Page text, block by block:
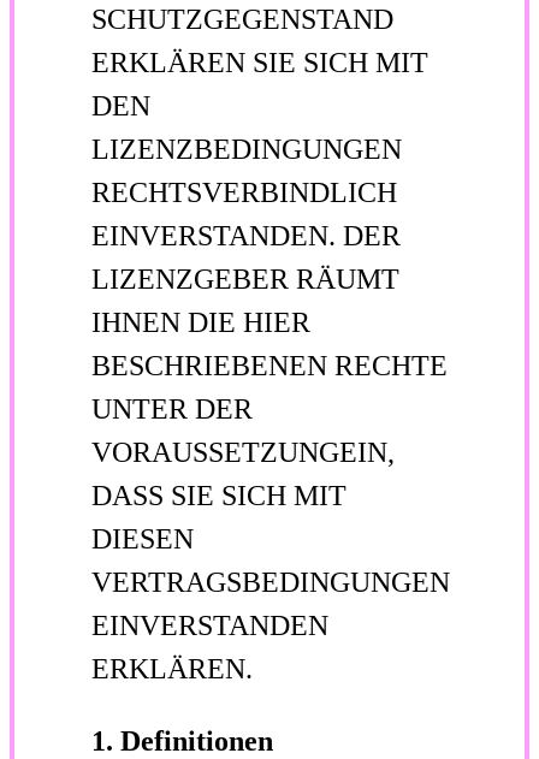
SCHUTZGEGENSTAND
ERKLÄREN SIE SICH MIT
DEN
LIZENZBEDINGUNGEN
RECHTSVERBINDLICH
EINVERSTANDEN. DER
LIZENZGEBER RÄUMT
IHNEN DIE HIER
BESCHRIEBENEN RECHTE
UNTER DER
VORAUSSETZUNGEIN,
DASS SIE SICH MIT
DIESEN
VERTRAGSBEDINGUNGEN
EINVERSTANDEN
ERKLÄREN.
1. Definitionen